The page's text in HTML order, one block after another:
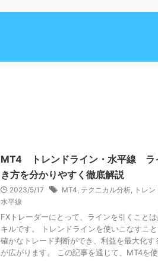
MT4 トレンドライン・水平線 ラ
き方を分かりやすく徹底解説
2023/5/17 MT4, テクニカル分析, トレ
水平線
FXトレーダーにとって、ラインを引くこと
キルです。 トレンドラインを使いこなすこ
確かなトレード判断ができ、利益を最大化す
が広がります。 この記事を通じて、MT4を